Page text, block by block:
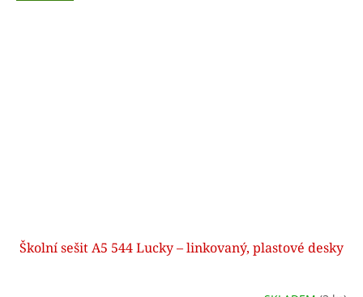
Školní sešit A5 544 Lucky – linkovaný, plastové desky